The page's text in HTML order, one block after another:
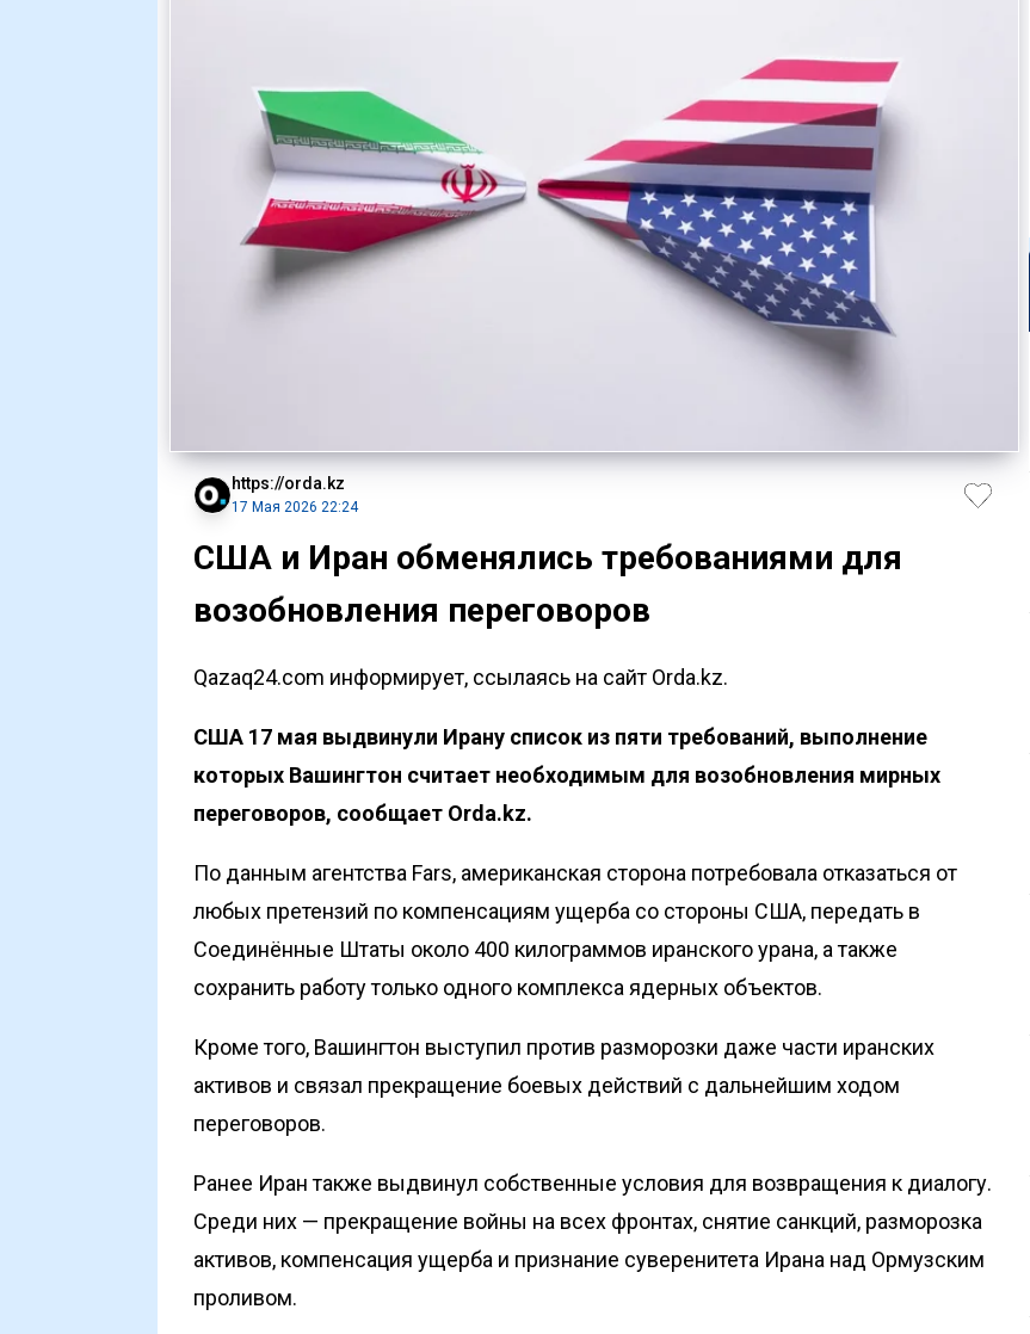
https://orda.kz
17 Мая 2026 22:24
США и Иран обменялись требованиями для
возобновления переговоров
Qazaq24.com информирует, ссылаясь на сайт Orda.kz.
США 17 мая выдвинули Ирану список из пяти требований, выполнение
которых Вашингтон считает необходимым для возобновления мирных
переговоров, сообщает Orda.kz.
По данным агентства Fars, американская сторона потребовала отказаться от
любых претензий по компенсациям ущерба со стороны США, передать в
Соединённые Штаты около 400 килограммов иранского урана, а также
сохранить работу только одного комплекса ядерных объектов.
Кроме того, Вашингтон выступил против разморозки даже части иранских
активов и связал прекращение боевых действий с дальнейшим ходом
переговоров.
Ранее Иран также выдвинул собственные условия для возвращения к диалогу.
Среди них — прекращение войны на всех фронтах, снятие санкций, разморозка
активов, компенсация ущерба и признание суверенитета Ирана над Ормузским
проливом.